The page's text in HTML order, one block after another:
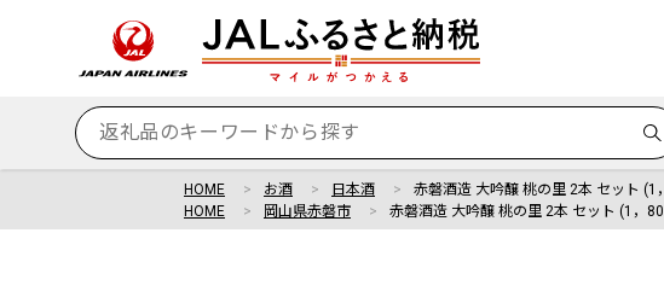
HOME お酒 日本酒 赤磐酒造 大吟醸 桃の里 2本 セット (1
HOME
岡山県赤磐市 赤磐酒造 大吟醸 桃の里 2本 セット (1，